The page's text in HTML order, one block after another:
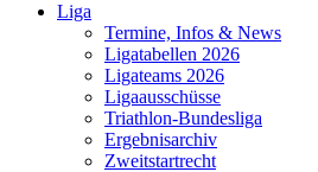
Liga
Termine, Infos & News
Ligatabellen 2026
Ligateams 2026
Ligaausschüsse
Triathlon-Bundesliga
Ergebnisarchiv
Zweitstartrecht